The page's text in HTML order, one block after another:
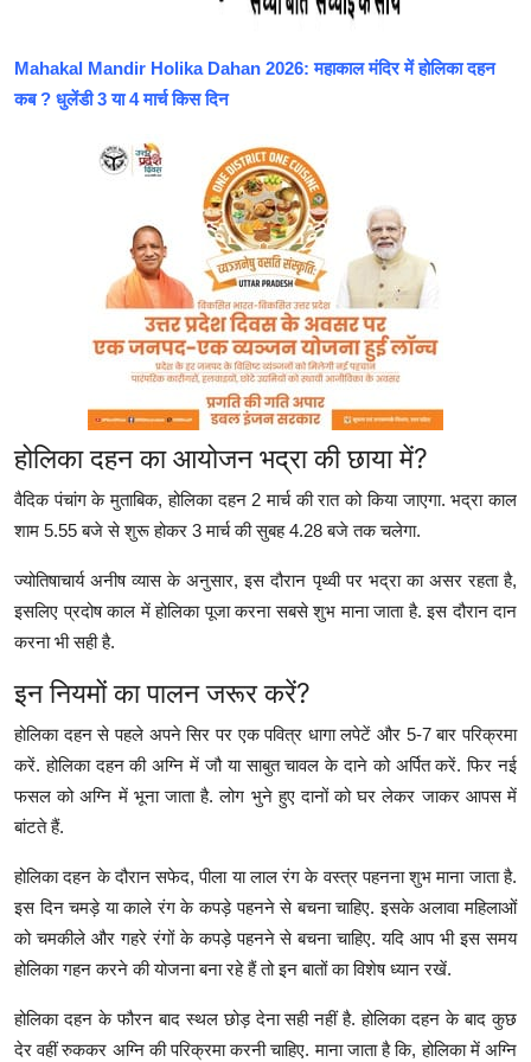
Mahakal Mandir Holika Dahan 2026: महाकाल मंदिर में होलिका दहन
कब ? धुलेंडी 3 या 4 मार्च किस दिन
होलिका दहन का आयोजन भद्रा की छाया में?
वैदिक पंचांग के मुताबिक, होलिका दहन 2 मार्च की रात को किया जाएगा. भद्रा काल
शाम 5.55 बजे से शुरू होकर 3 मार्च की सुबह 4.28 बजे तक चलेगा.
ज्योतिषाचार्य अनीष व्यास के अनुसार, इस दौरान पृथ्वी पर भद्रा का असर रहता है,
इसलिए प्रदोष काल में होलिका पूजा करना सबसे शुभ माना जाता है. इस दौरान दान
करना भी सही है.
इन नियमों का पालन जरूर करें?
होलिका दहन से पहले अपने सिर पर एक पवित्र धागा लपेटें और 5-7 बार परिक्रमा
करें. होलिका दहन की अग्नि में जौ या साबुत चावल के दाने को अर्पित करें. फिर नई
फसल को अग्नि में भूना जाता है. लोग भुने हुए दानों को घर लेकर जाकर आपस में
बांटते हैं.
होलिका दहन के दौरान सफेद, पीला या लाल रंग के वस्त्र पहनना शुभ माना जाता है.
इस दिन चमड़े या काले रंग के कपड़े पहनने से बचना चाहिए. इसके अलावा महिलाओं
को चमकीले और गहरे रंगों के कपड़े पहनने से बचना चाहिए. यदि आप भी इस समय
होलिका गहन करने की योजना बना रहे हैं तो इन बातों का विशेष ध्यान रखें.
होलिका दहन के फौरन बाद स्थल छोड़ देना सही नहीं है. होलिका दहन के बाद कुछ
देर वहीं रुककर अग्नि की परिक्रमा करनी चाहिए. माना जाता है कि, होलिका में अग्नि